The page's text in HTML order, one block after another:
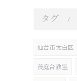
タグ
仙台市太白区
茂庭台教室